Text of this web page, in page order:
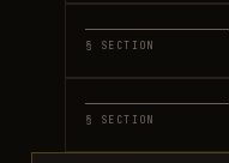
§ SECTION
§ SECTION